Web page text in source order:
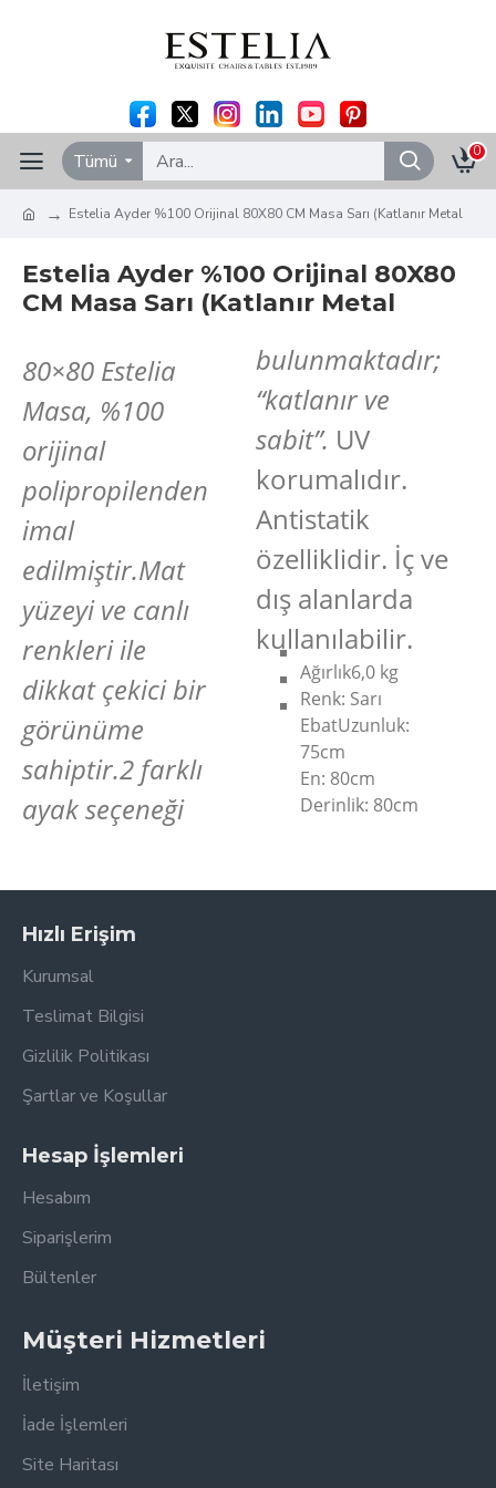
Tümü 0
Estelia Ayder %100 Orijinal 80X80 CM Masa Sarı (Katlanır Metal
Estelia Ayder %100 Orijinal 80X80
CM Masa Sarı (Katlanır Metal
80×80 Estelia
Masa, %100
orijinal
polipropilenden
imal
edilmiştir.Mat
yüzeyi ve canlı
renkleri ile
dikkat çekici bir
görünüme
sahiptir.2 farklı
ayak seçeneği
bulunmaktadır;
“katlanır ve
sabit”. UV
korumalıdır.
Antistatik
özelliklidir. İç ve
dış alanlarda
kullanılabilir.
Ağırlık6,0 kg
Renk: Sarı
EbatUzunluk:
75cm
En: 80cm
Derinlik: 80cm
Hızlı Erişim
Kurumsal
Teslimat Bilgisi
Gizlilik Politikası
Şartlar ve Koşullar
Hesap İşlemleri
Hesabım
Siparişlerim
Bültenler
Müşteri Hizmetleri
İletişim
İade İşlemleri
Site Haritası